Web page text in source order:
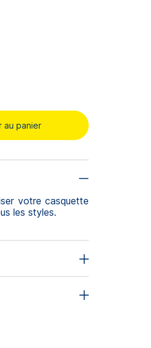
au panier
votre casquette
les styles.